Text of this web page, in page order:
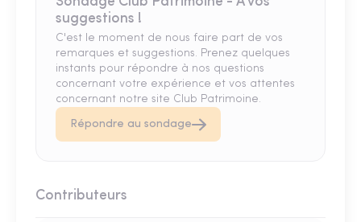
suggestions !
C'est le moment de nous faire part de vos
remarques et suggestions. Prenez quelques
instants pour répondre à nos questions
concernant votre expérience et vos attentes
concernant notre site Club Patrimoine.
Répondre au sondage
Contributeurs